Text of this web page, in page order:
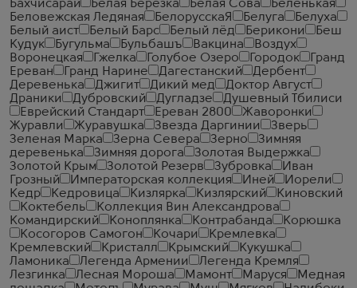
Бахчисарай
Белая Березка Белая Сова
Беленькая
Беловежская Ледяная
БелорусскаЯ Белуга
Белуха
Белый аист
Белый Барс Белый лёд Берикони
Беш
Кудук
Бугульма Бульбашъ Вакцина
Воздух
Воронецкая
Гжелка Голубое Озеро Городок
Гранд
Ереван
Гранд Нарине Дагестанский
Дербент
Деревенька
Джигит Дикий мед
Доктор Август
Драники
Дубровский Дугладзе
Душевный Тбилиси
Еврейский Стандарт
Ереван 2800
Жаворонки
Журавли
Журавушка Звезда Даргинии
Зверь
Зеленая Марка
Зерна Севера Зерно
Зимняя
деревенька
Зимняя дорога
Золотая Выдержка
Золотой Крым
Золотой Резерв Зубровка
Иван
Грозный
Императорская коллекция Иней
Иорели
Кедр
Кедровица Кизлярка Кизлярский
Киновский
Коктебель
Коллекция Вин Александрова
Командирский
Коноплянка Контрабанда
Корюшка
Косогоров Самогон
Кочари
Кремлевка
Кремлевский
Кристалл Крымский
Кукушка
Ламоника
Легенда Армении
Легенда Кремля
Лезгинка
Лесная Мороша Мамонт Маруся
Медная